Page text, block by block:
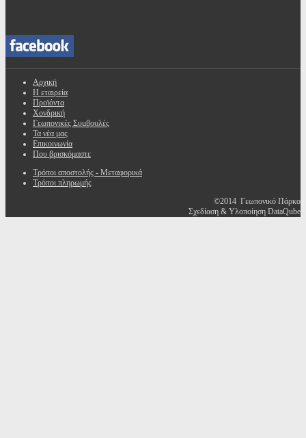
Αρχική
Η εταιρεία
Προϊόντα
Χονδρική
Γεωπονικές Συμβουλές
Τα νέα μας
Επικοινωνία
Που βρισκόμαστε
Τρόποι αποστολής - Μεταφορικά
Τρόποι πληρωμής
©2014 Γεωπονικό Πάρκο
Σχεδίαση & Υλοποίηση DataQube